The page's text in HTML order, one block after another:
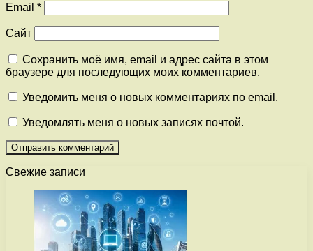
Email *
Сайт
Сохранить моё имя, email и адрес сайта в этом
браузере для последующих моих комментариев.
Уведомить меня о новых комментариях по email.
Уведомлять меня о новых записях почтой.
Свежие записи